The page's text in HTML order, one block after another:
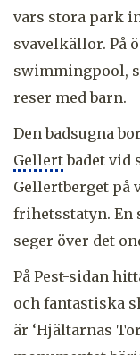
vars stora park
svavelkällor. På
swimmingpool,
reser med barn.
Den badsugna
Gellertbadet vid
Gellertberget på
frihetsstatyn. En
seger över det
På Pest-sidan
och fantastiska
är ‘Hjältarnas